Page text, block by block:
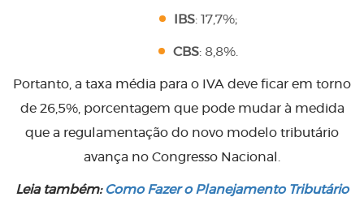
IBS: 17,7%;
CBS: 8,8%.
Portanto, a taxa média para o IVA deve ficar em torno
de 26,5%, porcentagem que pode mudar à medida
que a regulamentação do novo modelo tributário
avança no Congresso Nacional.
Leia também:Como Fazer o Planejamento Tributário